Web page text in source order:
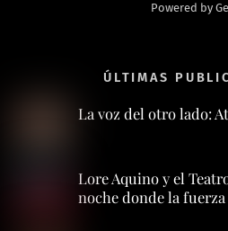
Powered by
ÚLTIMAS
La voz del otro lado:
Lore Aquino y el
noche donde la